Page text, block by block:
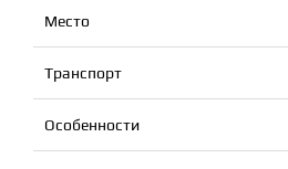
Место
Транспорт
Особенности